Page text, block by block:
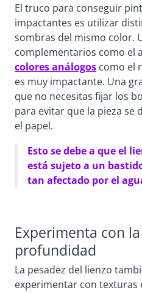
El truco para conseguir
impactantes es utilizar
sombras del mismo color.
complementarios como el
colores análogos como el
es muy impactante. Una
que no necesitas fijar los
para evitar que la pieza se
el papel.
Esto se debe a que el
está sujeto a un
tan afectado por el
Experimenta con
profundidad
La pesadez del lienzo
experimentar con texturas